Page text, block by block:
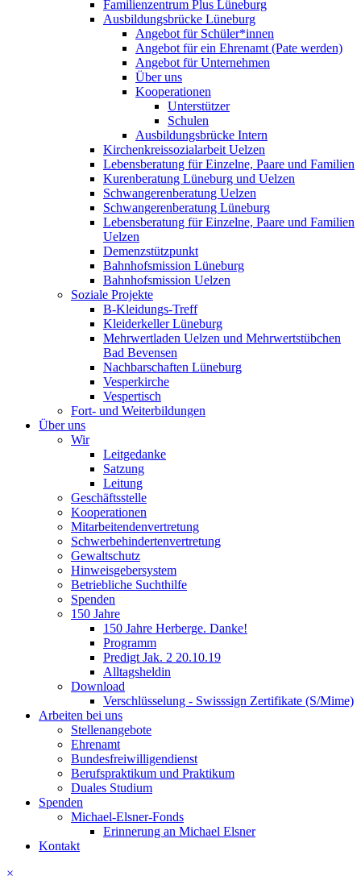
Familienzentrum Plus Lüneburg
Ausbildungsbrücke Lüneburg
Angebot für Schüler*innen
Angebot für ein Ehrenamt (Pate werden)
Angebot für Unternehmen
Über uns
Kooperationen
Unterstützer
Schulen
Ausbildungsbrücke Intern
Kirchenkreissozialarbeit Uelzen
Lebensberatung für Einzelne, Paare und Familien
Kurenberatung Lüneburg und Uelzen
Schwangerenberatung Uelzen
Schwangerenberatung Lüneburg
Lebensberatung für Einzelne, Paare und Familien
Uelzen
Demenzstützpunkt
Bahnhofsmission Lüneburg
Bahnhofsmission Uelzen
Soziale Projekte
B-Kleidungs-Treff
Kleiderkeller Lüneburg
Mehrwertladen Uelzen und Mehrwertstübchen
Bad Bevensen
Nachbarschaften Lüneburg
Vesperkirche
Vespertisch
Fort- und Weiterbildungen
Über uns
Wir
Leitgedanke
Satzung
Leitung
Geschäftsstelle
Kooperationen
Mitarbeitendenvertretung
Schwerbehindertenvertretung
Gewaltschutz
Hinweisgebersystem
Betriebliche Suchthilfe
Spenden
150 Jahre
150 Jahre Herberge. Danke!
Programm
Predigt Jak. 2 20.10.19
Alltagsheldin
Download
Verschlüsselung - Swisssign Zertifikate (S/Mime)
Arbeiten bei uns
Stellenangebote
Ehrenamt
Bundesfreiwilligendienst
Berufspraktikum und Praktikum
Duales Studium
Spenden
Michael-Elsner-Fonds
Erinnerung an Michael Elsner
Kontakt
×